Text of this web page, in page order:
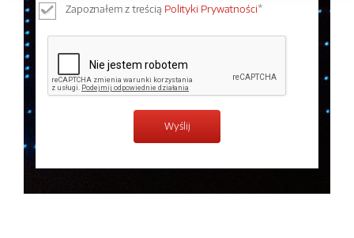
Zapoznałem z treścią Polityki Prywatności*